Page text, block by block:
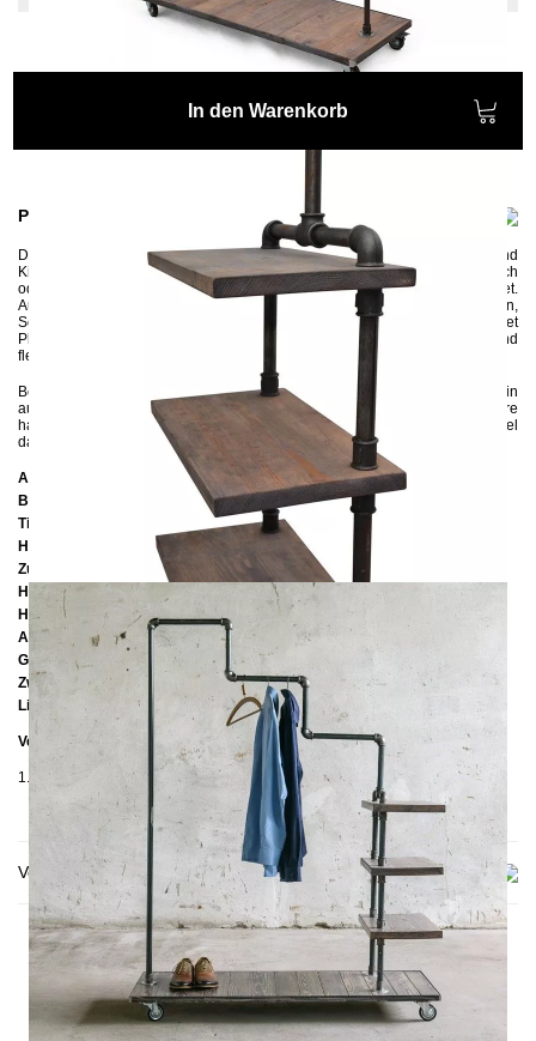
In den Warenkorb
Produktinformationen
Der robuste Kleiderständer CALAMUS wird aus Wasserrohren und
Kiefernholz gefertigt. Es ist ein idealer Möbelstück für den Eingangsbereich
oder Schlafzimmer, der genügend Platz für alle unsere Lieblingsteile bietet.
Auf den Seitenablagen finden jegliche Kleinigkeiten wie Schlüsseln,
Schmück oder Geldbörse ihren Platz und die praktische Unterablage bietet
Platz für Schuhe und Taschen. Dank der vier Rollen ist er beweglich und
flexibel.
Beachten Sie bitte, dass es sich bei diesem Möbelstück um ein in
aufwändiger Handarbeit hergestelltes Unikat und keine Massenware
handelt. Unregelmäßigkeiten und Unebenheiten stellen somit keinen Mangel
dar, sondern unterstreichen dessen individuellen Charakter.
Abmessungen
Breite:
Tiefe:
Höhe:
Zusätzliche Informationen
Handmade
Holz: Kiefer gebeizt
Ablagenhöhe: ca. 20 cm
Gestell: Pulverbeschichteter Stahl oder unbehandelter Stahl
Zwei Rollen mit Bremse
Lieferzustand: Zerlegt
Verpackungsdetails
1. Karton: 530 x 430 x 1330 cm, ≈ 34 kg
Versand & Lieferung